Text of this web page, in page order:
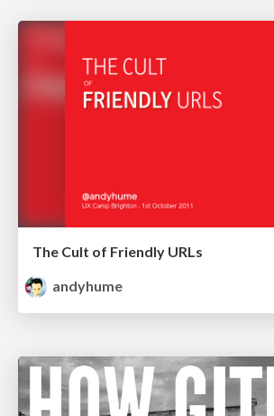
The Cult of Friendly URLs
andyhume